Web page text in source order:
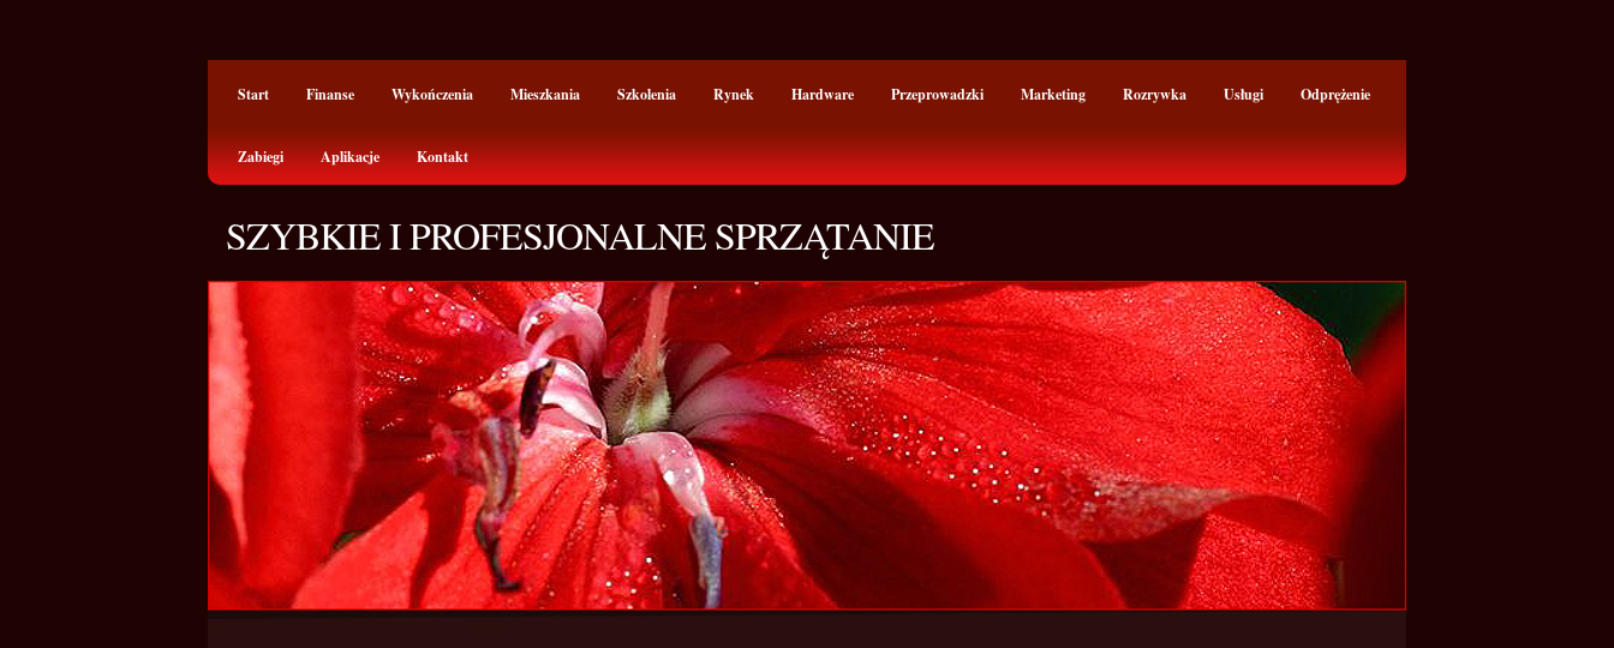
Start Finanse Wykończenia Mieszkania Szkolenia Rynek Hardware Przeprowadzki Marketing Rozrywka Usługi Odprężenie
Zabiegi Aplikacje Kontakt
SZYBKIE I PROFESJONALNE SPRZĄTANIE